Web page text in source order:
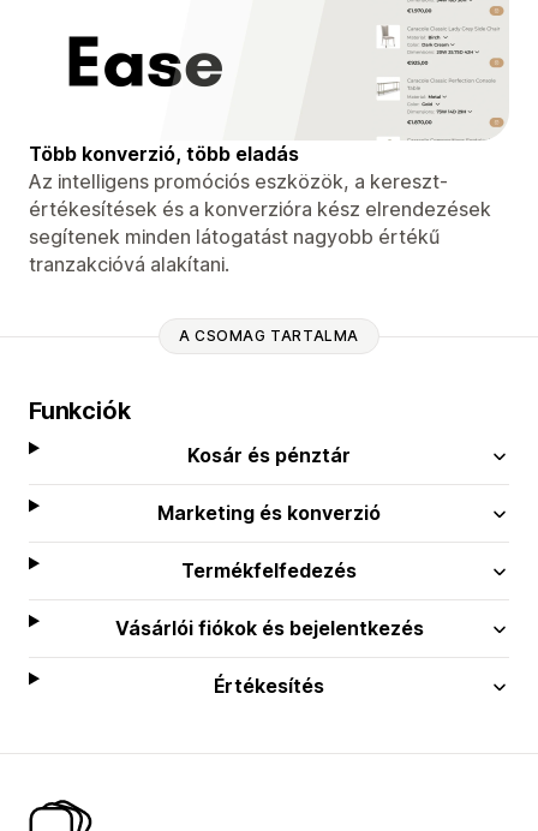
Több konverzió, több eladás
Az intelligens promóciós eszközök, a kereszt-
értékesítések és a konverzióra kész elrendezések
segítenek minden látogatást nagyobb értékű
tranzakcióvá alakítani.
A CSOMAG TARTALMA
Funkciók
Kosár és pénztár
Marketing és konverzió
Termékfelfedezés
Vásárlói fiókok és bejelentkezés
Értékesítés